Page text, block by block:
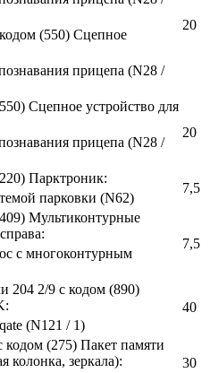
20
(550) Сцепное
прицепа (N28 /
Сцепное устройство для
20
прицепа (N28 /
Парктроник:
7,5
парковки (N62)
Мультиконтурные
7,5
с многоконтурным
204 2/9 с кодом (890)
40
(N121 / 1)
кодом (275) Пакет памяти
колонка, зеркала):
30